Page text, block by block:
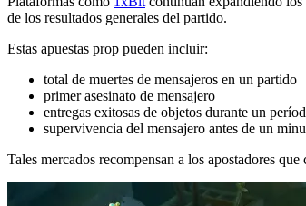
de los resultados generales del partido.
Estas apuestas prop pueden incluir:
total de muertes de mensajeros en un partido
primer asesinato de mensajero
entregas exitosas de objetos durante un
supervivencia del mensajero antes de un
Tales mercados recompensan a los apostadores